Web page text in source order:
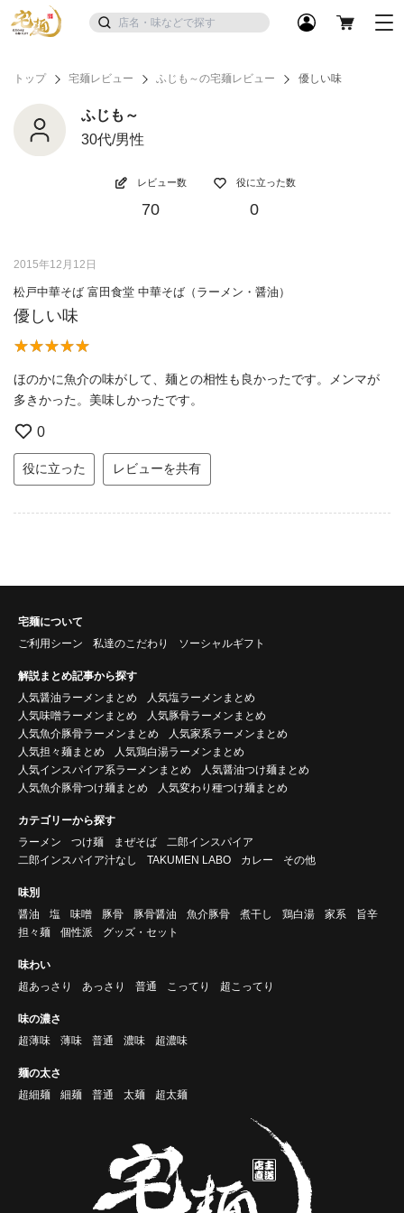
トップ 宅麺レビュー ふじも～の宅麺レビュー 優しい味
ふじも～
30代/男性
レビュー数
70
役に立った数
0
2015年12月12日
松戸中華そば 富田食堂 中華そば（ラーメン・醤油）
優しい味
ほのかに魚介の味がして、麺との相性も良かったです。メンマが
多きかった。美味しかったです。
0
役に立った レビューを共有
宅麺について
ご利用シーン
私達のこだわり ソーシャルギフト
解説まとめ記事から探す
人気醤油ラーメンまとめ
人気塩ラーメンまとめ
人気味噌ラーメンまとめ
人気豚骨ラーメンまとめ
人気魚介豚骨ラーメンまとめ
人気家系ラーメンまとめ
人気担々麺まとめ
人気鶏白湯ラーメンまとめ
人気インスパイア系ラーメンまとめ
人気醤油つけ麺まとめ
人気魚介豚骨つけ麺まとめ
人気変わり種つけ麺まとめ
カテゴリーから探す
ラーメン
つけ麺 まぜそば
二郎インスパイア
二郎インスパイア汁なし
TAKUMEN LABO カレー その他
味別
醤油
塩 味噌 豚骨 豚骨醤油 魚介豚骨 煮干し 鶏白湯 家系
旨辛
担々麺
個性派 グッズ・セット
味わい
超あっさり
あっさり 普通 こってり 超こってり
味の濃さ
超薄味
薄味 普通 濃味 超濃味
麺の太さ
超細麺
細麺 普通 太麺 超太麺